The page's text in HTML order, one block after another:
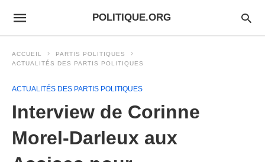
POLITIQUE.ORG
ACCUEIL
PARTIS POLITIQUES
ACTUALITÉS DES PARTIS POLITIQUES
ACTUALITÉS DES PARTIS POLITIQUES
Interview de Corinne
Morel-Darleux aux